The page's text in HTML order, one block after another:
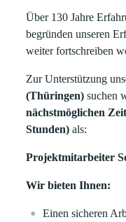
Über 130 Jahre
begründen unseren
weiter fortschreiben
Zur Unterstützung
(Thüringen)suchen
nächstmöglichen
Stunden)als:
Projektmitarbeiter
Wir bieten Ihnen:
Einen sicheren